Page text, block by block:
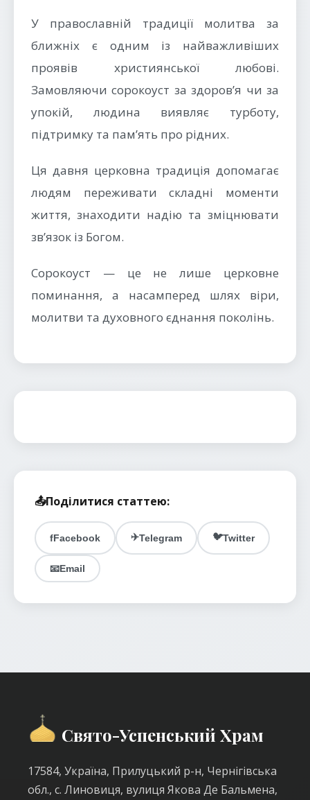
У православній традиції молитва за
ближніх є одним із найважливіших
проявів християнської любові.
Замовляючи сорокоуст за здоров’я чи за
упокій, людина виявляє турботу,
підтримку та пам’ять про рідних.
Ця давня церковна традиція допомагає
людям переживати складні моменти
життя, знаходити надію та зміцнювати
зв’язок із Богом.
Сорокоуст — це не лише церковне
поминання, а насамперед шлях віри,
молитви та духовного єднання поколінь.
📤Поділитися статтею:
fFacebook ✈️Telegram 🐦Twitter
📧Email
Свято-Успенський Храм
17584, Україна, Прилуцький р-н, Чернігівська
обл., с. Линовиця, вулиця Якова Де Бальмена,